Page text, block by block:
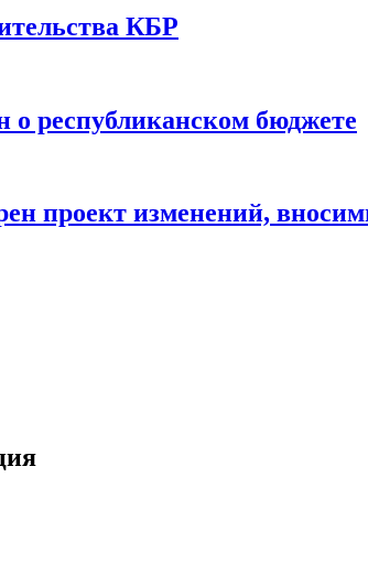
КБР
о республиканском бюджете
проект изменений,